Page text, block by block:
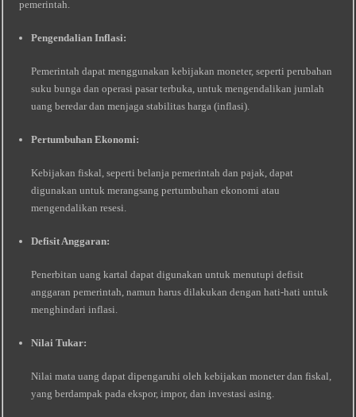
pemerintah.
Pengendalian Inflasi:
Pemerintah dapat menggunakan kebijakan moneter, seperti perubahan
suku bunga dan operasi pasar terbuka, untuk mengendalikan jumlah
uang beredar dan menjaga stabilitas harga (inflasi).
Pertumbuhan Ekonomi:
Kebijakan fiskal, seperti belanja pemerintah dan pajak, dapat
digunakan untuk merangsang pertumbuhan ekonomi atau
mengendalikan resesi.
Defisit Anggaran:
Penerbitan uang kartal dapat digunakan untuk menutupi defisit
anggaran pemerintah, namun harus dilakukan dengan hati-hati untuk
menghindari inflasi.
Nilai Tukar:
Nilai mata uang dapat dipengaruhi oleh kebijakan moneter dan fiskal,
yang berdampak pada ekspor, impor, dan investasi asing.